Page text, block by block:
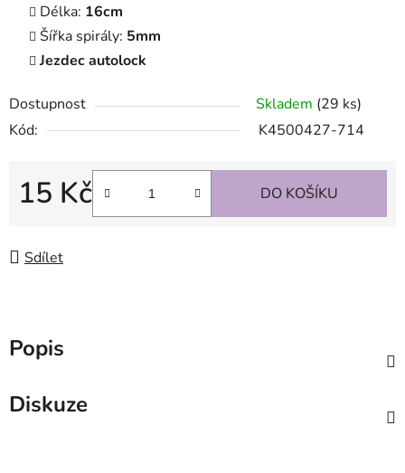
Délka: 16cm
Šířka spirály: 5mm
Jezdec autolock
Dostupnost Skladem (29 ks)
Kód:
K4500427-714
15 Kč
Měrná cena:
DO KOŠÍKU
Sdílet
Popis
Diskuze